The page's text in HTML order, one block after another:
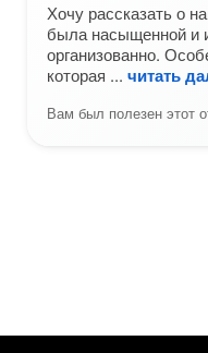
Хочу рассказать о
была насыщенной и
организованно.
которая
читать
Вам был полезен этот